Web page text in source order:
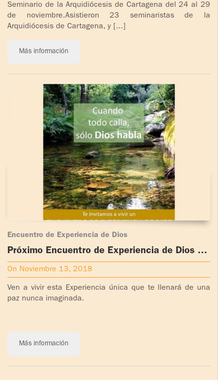
Seminario de la Arquidiócesis de Cartagena del 24 al 29
de noviembre.Asistieron 23 seminaristas de la
Arquidiócesis de Cartagena, y [...]
Más información
Encuentro de Experiencia de Dios
Próximo Encuentro de Experiencia de Dios en
Costa Rica
On Noviembre 13, 2018
Ven a vivir esta Experiencia única que te llenará de una
paz nunca imaginada.
Más información